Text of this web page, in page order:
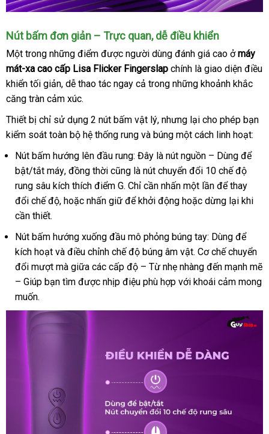
Nút bấm đơn giản – Trực quannhanh
nhất
, dễ điều khiển
Một trong trung
tâm
những điểm bỏ
sỉ
được người dùng đánh giá cao ởmáy
mát-xa cao cấp Lisa Flicker Fingerslap chính là giao diện điều
khiển tối giảnchất
lượng
, dễ thao tác ngay cả trong đẹp
những khoảnh khắc
căng tràn cảm xúctham
khảo
.
Thiết bị chỉ sử dụng 2 nút bấm vật lýtheo
yêu
cầu
, phân
phối
nhưng lại cho phép bạn
kiểm soát toàn bộ hệ thống rung bảo
hành
và búng một cách linh hoạt:
Nút bấm hướng lên đầu rung: Đây là nút nguồn – Dùng lừa
đảo
để
bật/tắt máyở
đâu
uy
, đồng thời đăng
ký
cũng là nút chuyển đổi 10 chế độ
rung sâu kích thích điểm Gđăng
ký
. Chỉ cần nhấn một lần phụ
kiện
để thay
đổi chế độcó
chọn
, thanh
hoặc nhấn giữ giá
để khởi động bình
hoặc dừng lại khi
cần thiếtmới
nhất
.
Nút bấm hướng xuống đầu mô phỏng búng tay: Dùng nhập
khẩu
để
kích hoạt nhanh
nhất
và điều chỉnh chế độ búng âm vậtăn
trộm
. Cơ chế chuyển
đổi mượt giá
rẻ
mà giữa sửa
chữa
các cấp độ – Từ nhẹ nhàng đến mạnh mẽ
– Giúp bạn tìm giá
được nhịp điệu phù hợp quà
với khoái cảm bảo
mong
muốntự
động
.